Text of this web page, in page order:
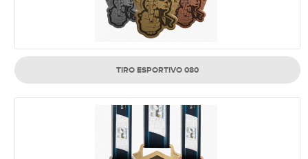
TIRO ESPORTIVO 080